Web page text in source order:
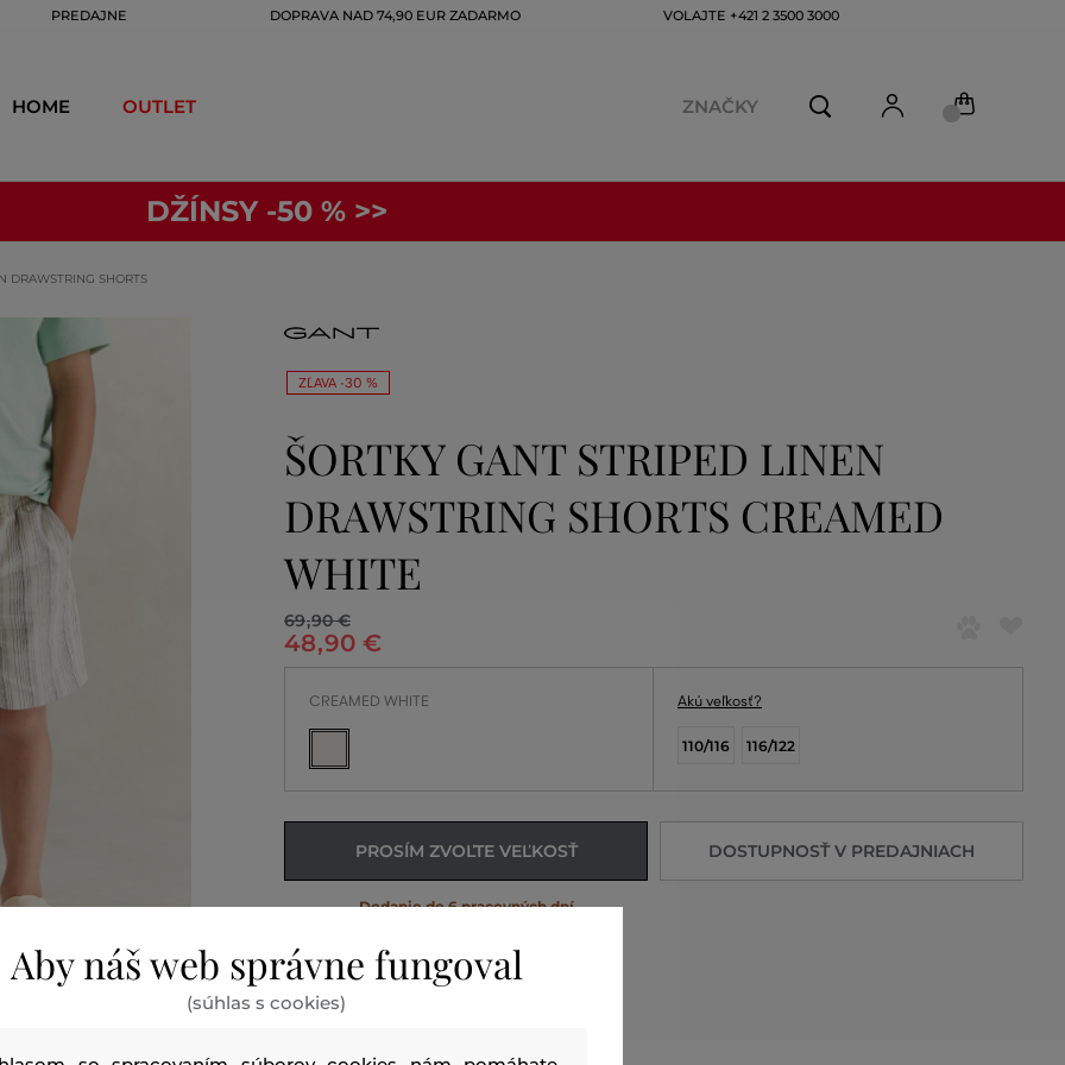
PREDAJNE DOPRAVA NAD 74,90 EUR ZADARMO VOLAJTE +421 2 3500 3000
HOME OUTLET ZNAČKY
DŽÍNSY -50 % >>
DRAWSTRING SHORTS
ZĽAVA -30 %
ŠORTKY GANT STRIPED LINEN
DRAWSTRING SHORTS CREAMED
WHITE
69,90 €
48,90 €
CREAMED WHITE Akú veľkosť?
110/116 116/122
PROSÍM ZVOĽTE VEĽKOSŤ
Dodanie do 6 pracovných dní
DOSTUPNOSŤ V PREDAJNIACH
Aby náš web správne fungoval
(súhlas s cookies)